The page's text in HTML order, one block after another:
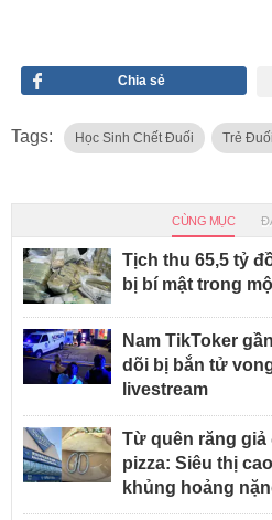
Chia sẻ
Tags: Học Sinh Chết Đuối Trẻ
CÙNG MỤC
Tịch thu 65,5 tỷ
bị bí mật trong
Nam TikToker
dõi bị bắn tử
livestream
Từ quên răng giả
pizza: Siêu thị
khủng hoảng